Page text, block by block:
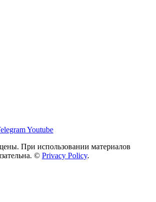
Youtube
При использовании материалов
© Privacy Policy.